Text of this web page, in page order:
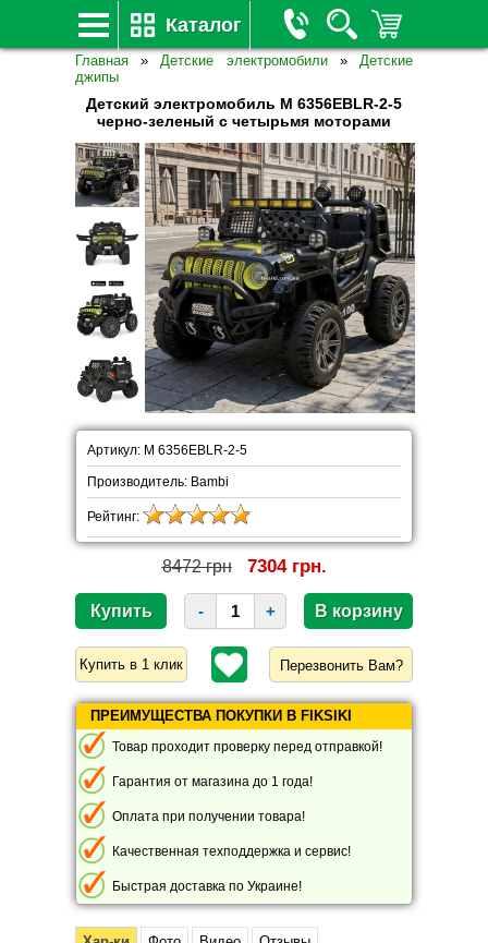
Каталог
Главная »Детские электромобили »Детские
джипы
Детский электромобиль M 6356EBLR-2-5
черно-зеленый с четырьмя моторами
Артикул: M 6356EBLR-2-5
Производитель: Bambi
Рейтинг:
8472 грн 7304 грн.
- +
Перезвонить Вам?
ПРЕИМУЩЕСТВА ПОКУПКИ В FIKSIKI
Товар проходит проверку перед отправкой!
Гарантия от магазина до 1 года!
Оплата при получении товара!
Качественная техподдержка и сервис!
Быстрая доставка по Украине!